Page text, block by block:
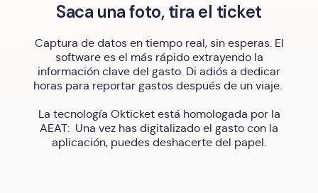
Saca una foto, tira el ticket
Captura de datos en tiempo real, sin esperas. El
software es el más rápido extrayendo la
información clave del gasto. Di adiós a dedicar
horas para reportar gastos después de un viaje.
La tecnología Okticket está homologada por la
AEAT: Una vez has digitalizado el gasto con la
aplicación, puedes deshacerte del papel.